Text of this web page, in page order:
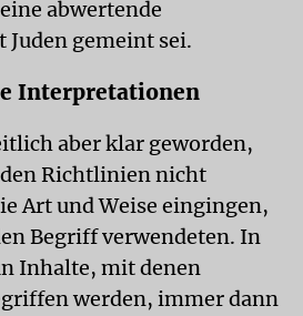
abwertende
gemeint sei.
Interpretationen
aber klar geworden,
Richtlinien nicht
Art und Weise eingingen,
Begriff verwendeten. In
Inhalte, mit denen
werden, immer dann